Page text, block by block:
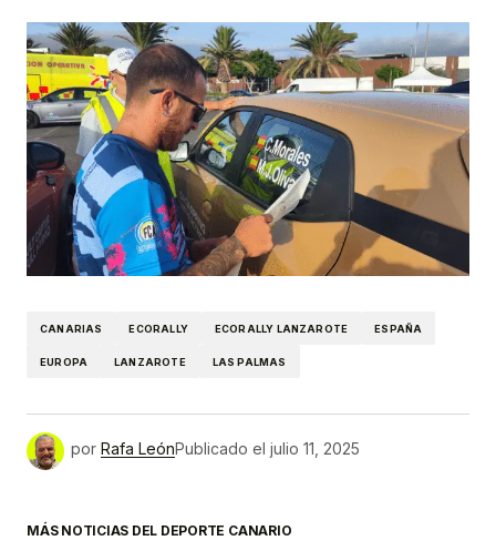
CANARIAS ECORALLY ECORALLY LANZAROTE ESPAÑA
EUROPA LANZAROTE LAS PALMAS
por Rafa LeónPublicado el julio 11, 2025
MÁS NOTICIAS DEL DEPORTE CANARIO